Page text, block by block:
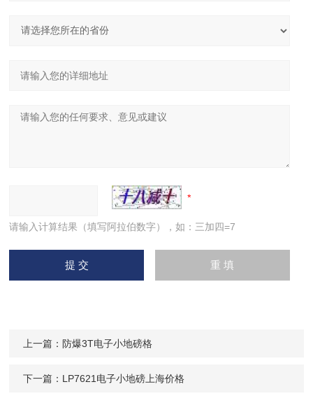
请输入计算结果（填写阿拉伯数字），如：三加四=7
上一篇： 防爆3T电子小地磅格
下一篇： LP7621电子小地磅上海价格